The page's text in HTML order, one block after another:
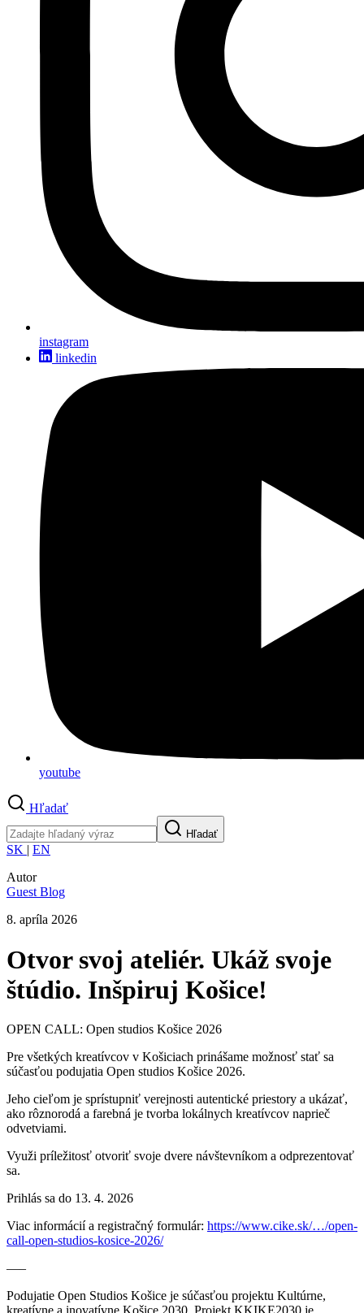
instagram
linkedin
youtube
Hľadať
Hľadať
SK | EN
Autor
Guest Blog
8. apríla 2026
Otvor svoj ateliér. Ukáž svoje
štúdio. Inšpiruj Košice!
OPEN CALL: Open studios Košice 2026
Pre všetkých kreatívcov v Košiciach prinášame možnosť stať sa
súčasťou podujatia Open studios Košice 2026.
Jeho cieľom je sprístupniť verejnosti autentické priestory a ukázať,
ako rôznorodá a farebná je tvorba lokálnych kreatívcov naprieč
odvetviami.
Využi príležitosť otvoriť svoje dvere návštevníkom a odprezentovať
sa.
Prihlás sa do 13. 4. 2026
Viac informácií a registračný formulár: https://www.cike.sk/…/open-
call-open-studios-kosice-2026/
—–
Podujatie Open Studios Košice je súčasťou projektu Kultúrne,